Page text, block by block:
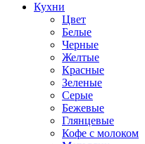
Кухни
Цвет
Белые
Черные
Желтые
Красные
Зеленые
Серые
Бежевые
Глянцевые
Кофе с молоком